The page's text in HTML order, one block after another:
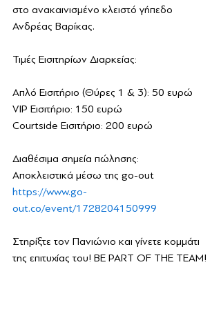
στο ανακαινισμένο κλειστό γήπεδο
Ανδρέας Βαρίκας.
Τιμές Εισιτηρίων Διαρκείας:
Απλό Εισιτήριο (Θύρες 1 & 3): 50 ευρώ
VIP Εισιτήριο: 150 ευρώ
Courtside Εισιτήριο: 200 ευρώ
Διαθέσιμα σημεία πώλησης:
Αποκλειστικά μέσω της go-out
https://www.go-
out.co/event/1728204150999
Στηρίξτε τον Πανιώνιο και γίνετε κομμάτι
της επιτυχίας του! BE PART OF THE TEAM!